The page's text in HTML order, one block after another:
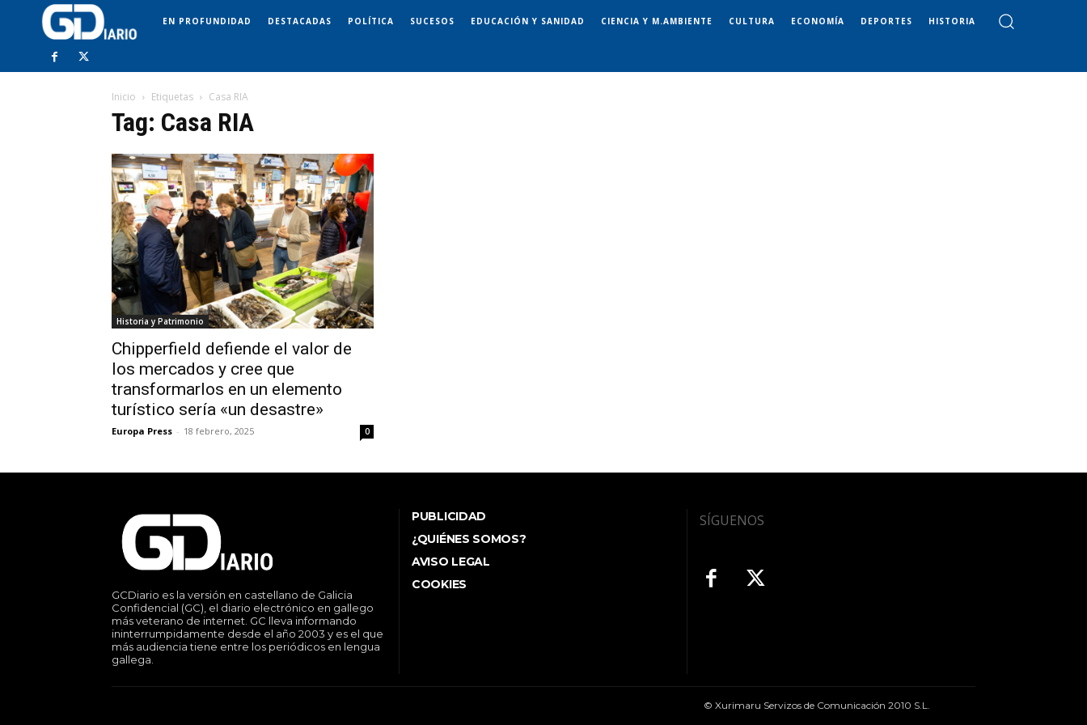
EN PROFUNDIDAD DESTACADAS POLÍTICA SUCESOS EDUCACIÓN Y SANIDAD CIENCIA Y M.AMBIENTE CULTURA ECONOMÍA DEPORTES HISTORIA
Inicio Etiquetas Casa RIA
Tag: Casa RIA
Historia y Patrimonio
Chipperfield defiende el valor de
los mercados y cree que
transformarlos en un elemento
turístico sería «un desastre»
Europa Press - 18 febrero, 2025 0
GCDiario es la versión en castellano de Galicia
Confidencial (GC), el diario electrónico en gallego
más veterano de internet. GC lleva informando
ininterrumpidamente desde el año 2003 y es el que
más audiencia tiene entre los periódicos en lengua
gallega.
PUBLICIDAD
¿QUIÉNES SOMOS?
AVISO LEGAL
COOKIES
SÍGUENOS
© Xurimaru Servizos de Comunicación 2010 S.L.